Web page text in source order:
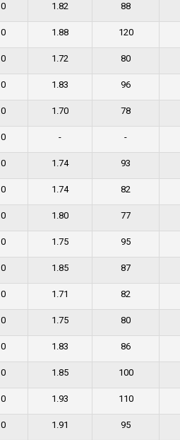
0 1.82 88
0 1.88 120
0 1.72 80
0 1.83 96
0 1.70 78
0 - -
0 1.74 93
0 1.74 82
0 1.80 77
0 1.75 95
0 1.85 87
0 1.71 82
0 1.75 80
0 1.83 86
0 1.85 100
0 1.93 110
0 1.91 95